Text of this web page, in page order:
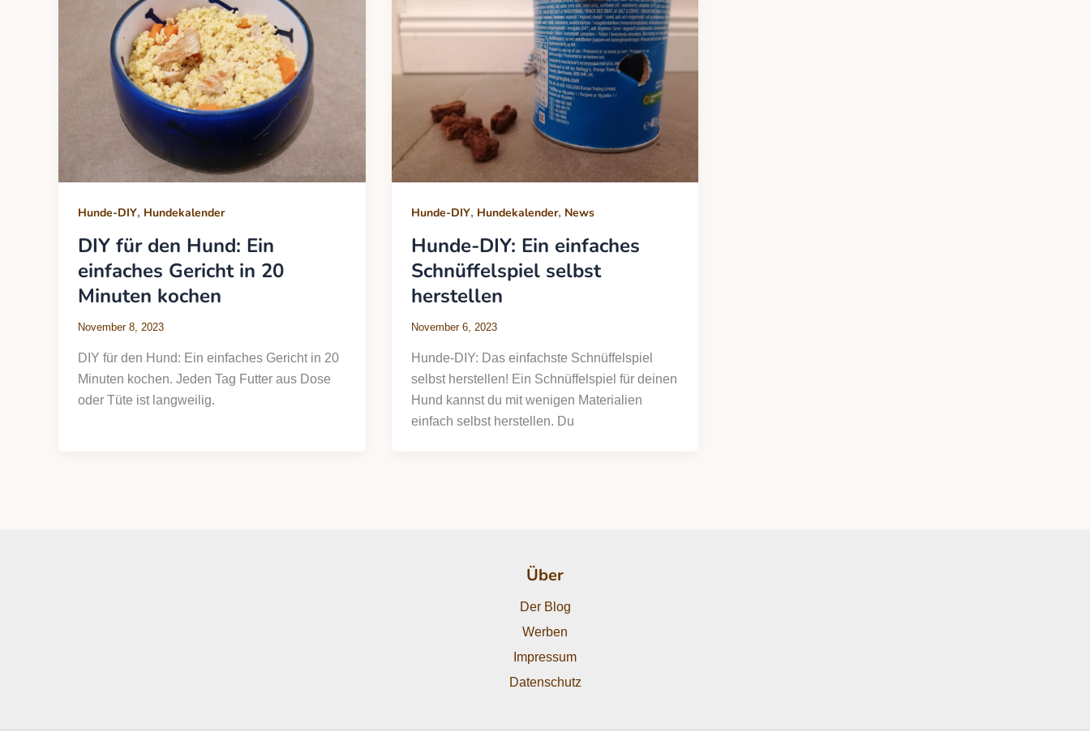
Hunde-DIY, Hundekalender
DIY für den Hund: Ein
einfaches Gericht in 20
Minuten kochen
November 8, 2023
DIY für den Hund: Ein einfaches Gericht in 20
Minuten kochen. Jeden Tag Futter aus Dose
oder Tüte ist langweilig.
Hunde-DIY, Hundekalender, News
Hunde-DIY: Ein einfaches
Schnüffelspiel selbst
herstellen
November 6, 2023
Hunde-DIY: Das einfachste Schnüffelspiel
selbst herstellen! Ein Schnüffelspiel für deinen
Hund kannst du mit wenigen Materialien
einfach selbst herstellen. Du
Über
Der Blog
Werben
Impressum
Datenschutz